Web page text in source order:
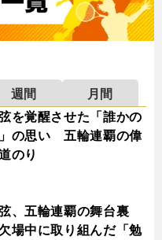
週間
月間
を覚醒させた「誰かの
の思い 五輪連覇の偉
のり
、五輪連覇の舞台裏
場中に取り組んだ「勉